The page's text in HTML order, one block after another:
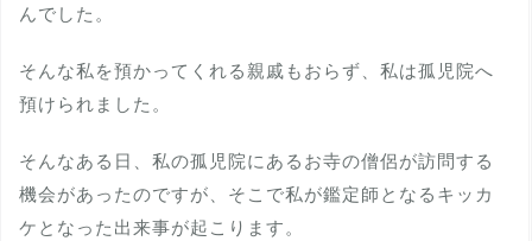
んでした。
そんな私を預かってくれる親戚もおらず、私は孤児院へ
預けられました。
そんなある日、私の孤児院にあるお寺の僧侶が訪問する
機会があったのですが、そこで私が鑑定師となるキッカ
ケとなった出来事が起こります。